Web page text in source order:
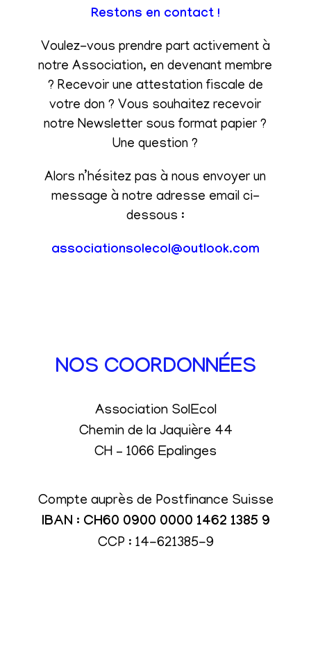
Restons en contact !
Voulez-vous prendre part activement à
notre Association, en devenant membre
? Recevoir une attestation fiscale de
votre don ? Vous souhaitez recevoir
notre Newsletter sous format papier ?
Une question ?
Alors n’hésitez pas à nous envoyer un
message à notre adresse email ci-
dessous :
associationsolecol@outlook.com
NOS COORDONNÉES
Association SolEcol
Chemin de la Jaquière 44
CH – 1066 Epalinges
Compte auprès de Postfinance Suisse
IBAN : CH60 0900 0000 1462 1385 9
CCP : 14-621385-9